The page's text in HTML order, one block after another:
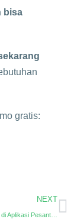
bisa
gratis:
NEXT
Fitur Evaluasi Santri di Aplikasi Pesantren: Solusi Digital Modern untuk Lembaga